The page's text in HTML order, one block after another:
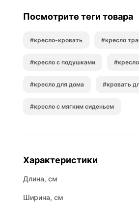
Посмотрите теги товара
#кресло-кровать #кресло
#кресло с подушками
#кресло для дома #кровать
#кресло с мягким сиденьем
Характеристики
Длина, см
Ширина, см